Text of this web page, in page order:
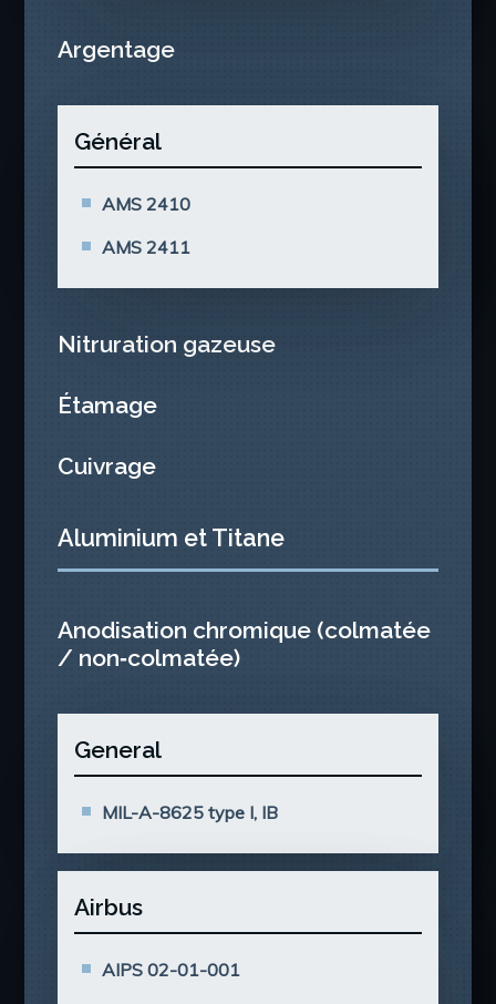
Argentage
Général
AMS 2410
AMS 2411
Nitruration gazeuse
Étamage
Cuivrage
Aluminium et Titane
Anodisation chromique (colmatée
/ non‑colmatée)
General
MIL-A-8625 type I, IB
Airbus
AIPS 02-01-001